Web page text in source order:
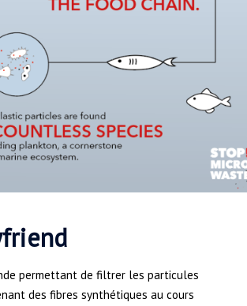
permettant de filtrer les particules
des fibres synthétiques au cours